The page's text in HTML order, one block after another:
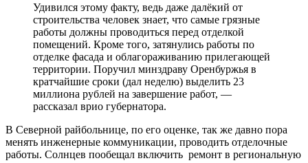
Удивился этому факту, ведь даже далёкий от
строительства человек знает, что самые грязные
работы должны проводиться перед отделкой
помещений. Кроме того, затянулись работы по
отделке фасада и облагораживанию прилегающей
территории. Поручил минздраву Оренбуржья в
кратчайшие сроки (дал неделю) выделить 23
миллиона рублей на завершение работ, —
рассказал врио губернатора.
В Северной райбольнице, по его оценке, так же давно пора
менять инженерные коммуникации, проводить отделочные
работы. Солнцев пообещал включить ремонт в региональную